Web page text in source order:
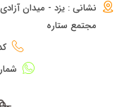
نشانی : یزد - میدان
مجتمع ستاره